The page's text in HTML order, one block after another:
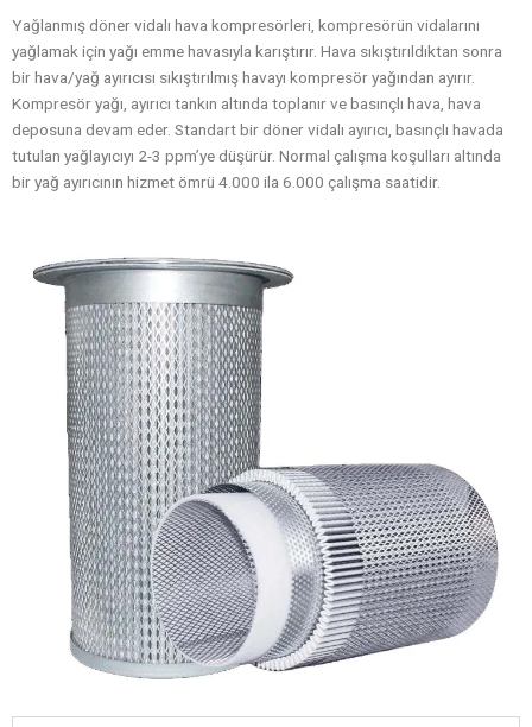
Yağlanmış döner vidalı hava kompresörleri, kompresörün vidalarını
yağlamak için yağı emme havasıyla karıştırır. Hava sıkıştırıldıktan sonra
bir hava/yağ ayırıcısı sıkıştırılmış havayı kompresör yağından ayırır.
Kompresör yağı, ayırıcı tankın altında toplanır ve basınçlı hava, hava
deposuna devam eder. Standart bir döner vidalı ayırıcı, basınçlı havada
tutulan yağlayıcıyı 2-3 ppm’ye düşürür. Normal çalışma koşulları altında
bir yağ ayırıcının hizmet ömrü 4.000 ila 6.000 çalışma saatidir.